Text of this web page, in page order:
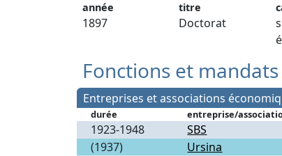
année titre
1897 Doctorat
Fonctions et mandats
Entreprises et associations
durée entreprise/
1923-1948 SBS
(1937) Ursina